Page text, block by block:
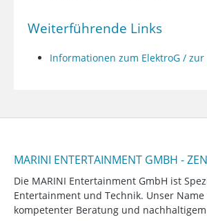
Weiterführende Links
Informationen zum ElektroG /
MARINI ENTERTAINMENT GMBH -
Die MARINI Entertainment GmbH ist
Entertainment und Technik. Unser
kompetenter Beratung und